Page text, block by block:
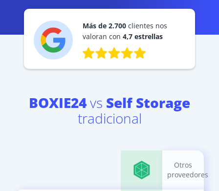
Más de 2.700 clientes nos
valoran con 4,7 estrellas
BOXIE24vs Self Storage
tradicional
Otros
proveedores